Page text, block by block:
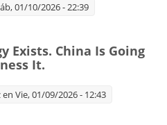
01/10/2026 - 22:39
Exists. China Is Going
It.
en Vie, 01/09/2026 - 12:43